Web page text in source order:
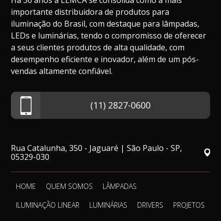
importante distribuidora de produtos para
iluminação do Brasil, com destaque para lâmpadas,
LEDs e luminárias, tendo o compromisso de oferecer
a seus clientes produtos de alta qualidade, com
desempenho eficiente e inovador, além de um pós-
vendas altamente confiável.
(11) 2827-0600
Rua Catalunha, 350 - Jaguaré | São Paulo - SP,
05329-030
HOME QUEM SOMOS
LÂMPADAS
ILUMINAÇÃO LINEAR
LUMINÁRIAS DRIVERS
PROJETOS